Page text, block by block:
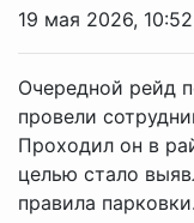
19 мая 2026, 10:52
Очередной рейд
провели
Проходил он в
целью стало
правила парковки.